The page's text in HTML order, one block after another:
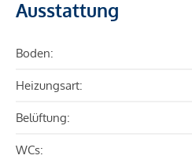
Ausstattung
Boden:
Heizungsart:
Belüftung:
WCs: